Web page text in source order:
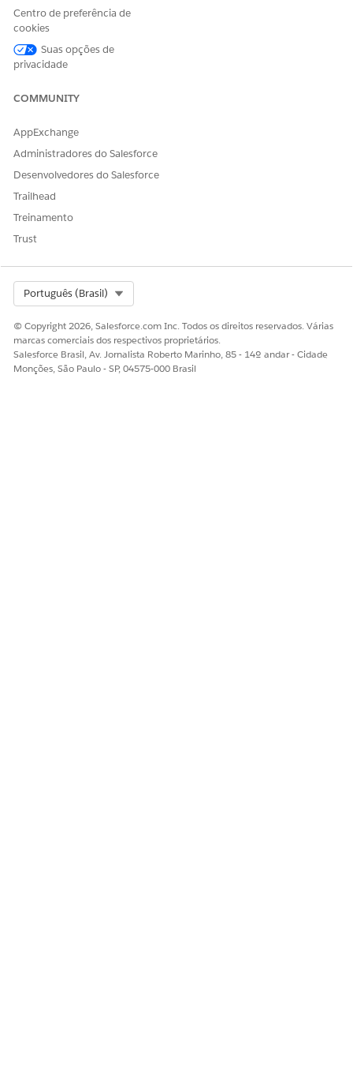
Centro de preferência de
cookies
Suas opções de
privacidade
COMMUNITY
AppExchange
Administradores do Salesforce
Desenvolvedores do Salesforce
Trailhead
Treinamento
Trust
Português (Brasil)
© Copyright 2026, Salesforce.com Inc. Todos os direitos reservados. Várias
marcas comerciais dos respectivos proprietários.
Salesforce Brasil, Av. Jornalista Roberto Marinho, 85 - 14º andar - Cidade
Monções, São Paulo - SP, 04575-000 Brasil